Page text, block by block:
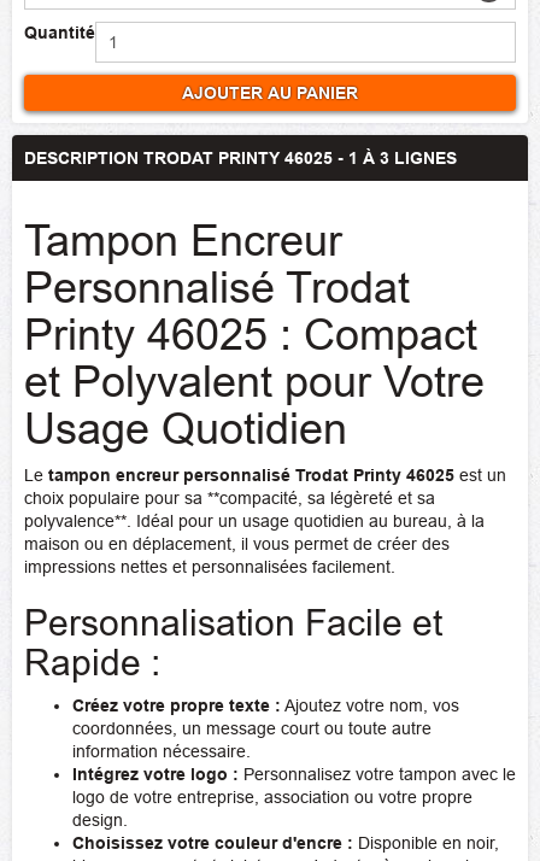
Quantité
AJOUTER AU PANIER
DESCRIPTION TRODAT PRINTY 46025 - 1 À 3 LIGNES
Tampon Encreur
Personnalisé Trodat
Printy 46025 : Compact
et Polyvalent pour Votre
Usage Quotidien
Le tampon encreur personnalisé Trodat Printy 46025 est un
choix populaire pour sa **compacité, sa légèreté et sa
polyvalence**. Idéal pour un usage quotidien au bureau, à la
maison ou en déplacement, il vous permet de créer des
impressions nettes et personnalisées facilement.
Personnalisation Facile et
Rapide :
Créez votre propre texte : Ajoutez votre nom, vos
coordonnées, un message court ou toute autre
information nécessaire.
Intégrez votre logo : Personnalisez votre tampon avec le
logo de votre entreprise, association ou votre propre
design.
Choisissez votre couleur d'encre : Disponible en noir,